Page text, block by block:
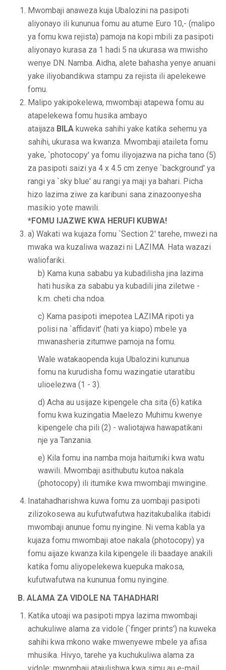
Mwombaji anaweza kuja Ubalozini na pasipoti
aliyonayo ili kununua fomu au atume Euro 10,- (malipo
ya fomu kwa rejista) pamoja na kopi mbili za pasipoti
aliyonayo kurasa za 1 hadi 5 na ukurasa wa mwisho
wenye DN. Namba. Aidha, alete bahasha yenye anuani
yake iliyobandikwa stampu za rejista ili apelekewe
fomu.
Malipo yakipokelewa, mwombaji atapewa fomu au
atapelekewa fomu husika ambayo
ataijaza BILA kuweka sahihi yake katika sehemu ya
sahihi, ukurasa wa kwanza. Mwombaji ataileta fomu
yake, `photocopy' ya fomu iliyojazwa na picha tano (5)
za pasipoti saizi ya 4 x 4.5 cm zenye `background' ya
rangi ya `sky blue' au rangi ya maji ya bahari. Picha
hizo lazima ziwe za karibuni sana zinazoonyesha
masikio yote mawili.
*FOMU IJAZWE KWA HERUFI KUBWA!
a) Wakati wa kujaza fomu `Section 2' tarehe, mwezi na
mwaka wa kuzaliwa wazazi ni LAZIMA. Hata wazazi
waliofariki.
b) Kama kuna sababu ya kubadilisha jina lazima
hati husika za sababu ya kubadili jina ziletwe -
k.m. cheti cha ndoa.
c) Kama pasipoti imepotea LAZIMA ripoti ya
polisi na `affidavit' (hati ya kiapo) mbele ya
mwanasheria zitumwe pamoja na fomu.
Wale watakaopenda kuja Ubalozini kununua
fomu na kurudisha fomu wazingatie utaratibu
ulioelezwa (1 - 3).
d) Acha au usijaze kipengele cha sita (6) katika
fomu kwa kuzingatia Maelezo Muhimu kwenye
kipengele cha pili (2) - waliotajwa hawapatikani
nje ya Tanzania.
e) Kila fomu ina namba moja haitumiki kwa watu
wawili. Mwombaji asithubutu kutoa nakala
(photocopy) ili itumike kwa mwombaji mwingine.
Inatahadharishwa kuwa fomu za uombaji pasipoti
zilizokosewa au kufutwafutwa hazitakubalika itabidi
mwombaji anunue fomu nyingine. Ni vema kabla ya
kujaza fomu mwombaji atoe nakala (photocopy) ya
fomu aijaze kwanza kila kipengele ili baadaye anakili
katika fomu aliyopelekewa kuepuka makosa,
kufutwafutwa na kununua fomu nyingine.
B. ALAMA ZA VIDOLE NA TAHADHARI
Katika utoaji wa pasipoti mpya lazima mwombaji
achukuliwe alama za vidole (`finger prints') na kuweka
sahihi kwa mkono wake mwenyewe mbele ya afisa
mhusika. Hivyo, tarehe ya kuchukuliwa alama za
vidole; mwombaji atajulishwa kwa simu au e-mail.